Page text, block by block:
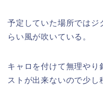
予定していた場所ではジ
らい風が吹いている。
キャロを付けて無理やり
ストが出来ないので少し